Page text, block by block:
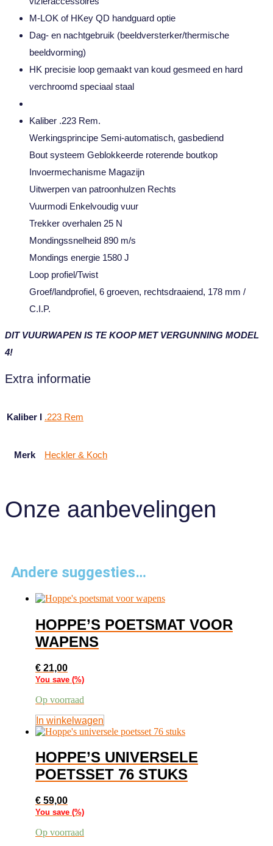
M-LOK of HKey QD handguard optie
Dag- en nachtgebruik (beeldversterker/thermische
beeldvorming)
HK precisie loop gemaakt van koud gesmeed en hard
verchroomd speciaal staal
Kaliber .223 Rem.
Werkingsprincipe Semi-automatisch, gasbediend
Bout systeem Geblokkeerde roterende boutkop
Invoermechanisme Magazijn
Uitwerpen van patroonhulzen Rechts
Vuurmodi Enkelvoudig vuur
Trekker overhalen 25 N
Mondingssnelheid 890 m/s
Mondings energie 1580 J
Loop profiel/Twist
Groef/landprofiel, 6 groeven, rechtsdraaiend, 178 mm /
C.I.P.
DIT VUURWAPEN IS TE KOOP MET VERGUNNING MODEL
4!
Extra informatie
Kaliber I .223 Rem
Merk Heckler & Koch
Onze aanbevelingen
Andere suggesties…
HOPPE’S POETSMAT VOOR
WAPENS
€ 21,00
You save (%)
Op voorraad
In winkelwagen
HOPPE’S UNIVERSELE
POETSSET 76 STUKS
€ 59,00
You save (%)
Op voorraad